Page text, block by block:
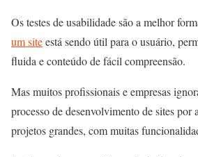
Os testes de usabilidade são a melhor
um siteestá sendo útil para o usuário,
fluida e conteúdo de fácil compreensão.
Mas muitos profissionais e empresas
processo de desenvolvimento de sites por
projetos grandes, com muitas